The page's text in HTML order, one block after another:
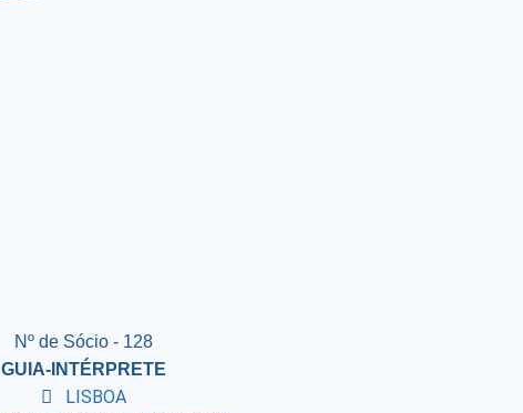
Nº de Sócio - 128
GUIA-INTÉRPRETE
LISBOA